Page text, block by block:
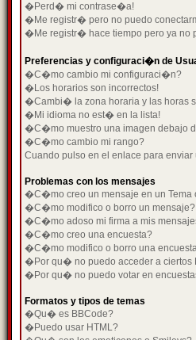
�Perd� mi contrase�a!
�Me registr� pero no puedo
�Me registr� hace tiempo pero ya no
Preferencias y configuraci�n de
�C�mo cambio mi configuraci�n?
�Los horarios son incorrectos!
�Cambi� la zona horaria y las horas
�Mi idioma no est� en la lista!
�C�mo muestro una imagen debajo
�C�mo cambio mi rango?
Cuando pulso en el enlace para
Problemas con los mensajes
�C�mo creo un mensaje en un Tema
�C�mo modifico o borro un mensaje?
�C�mo adoso mi firma a mis
�C�mo creo una encuesta?
�C�mo modifico o borro una
�Por qu� no puedo acceder a ciertos
�Por qu� no puedo votar en
Formatos y tipos de temas
�Qu� es BBCode?
�Puedo usar HTML?